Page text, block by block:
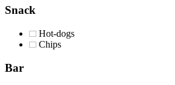
Snack
Hot-dogs
Chips
Bar